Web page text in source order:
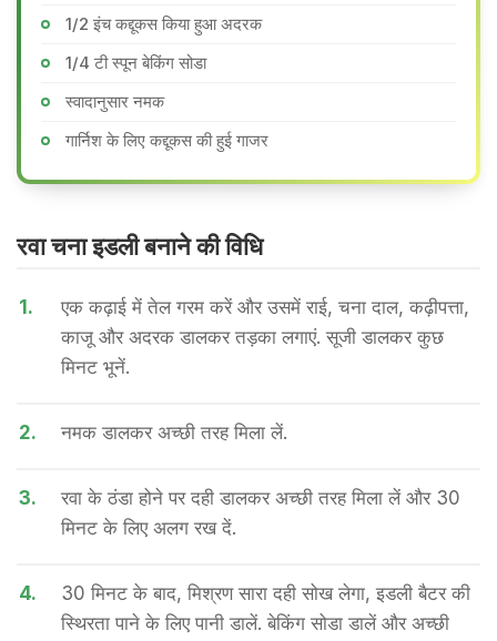
1/2 इंच कद्दूकस किया हुआ अदरक
1/4 टी स्पून बेकिंग सोडा
स्वादानुसार नमक
गार्निश के लिए कद्दूकस की हुई गाजर
रवा चना इडली बनाने की वि​धि
1.
एक कढ़ाई में तेल गरम करें और उसमें राई, चना दाल, कढ़ीपत्ता,
काजू और अदरक डालकर तड़का लगाएं. सूजी डालकर कुछ
मिनट भूनें.
2. नमक डालकर अच्छी तरह मिला लें.
3.
रवा के ठंडा होने पर दही डालकर अच्छी तरह मिला लें और 30
मिनट के लिए अलग रख दें.
4.
30 मिनट के बाद, मिश्रण सारा दही सोख लेगा, इडली बैटर की
स्थिरता पाने के लिए पानी डालें. बेकिंग सोडा डालें और अच्छी